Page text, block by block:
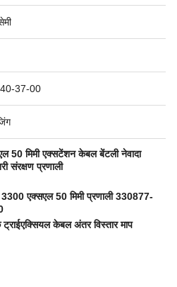
37-00
50 मिमी एक्सटेंशन केबल बेंटली नेवादा
संरक्षण प्रणाली
3300 एक्सएल 50 मिमी प्रणाली 330877-
केबल अंतर विस्तार माप